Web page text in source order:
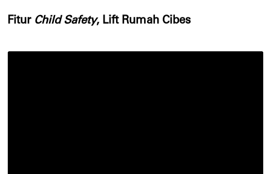
Fitur Child Safety, Lift Rumah Cibes